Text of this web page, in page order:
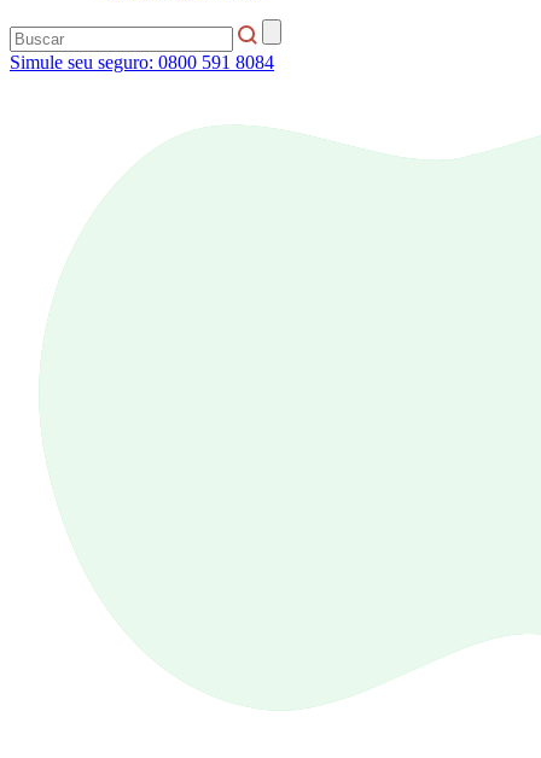
Simule seu seguro: 0800 591 8084